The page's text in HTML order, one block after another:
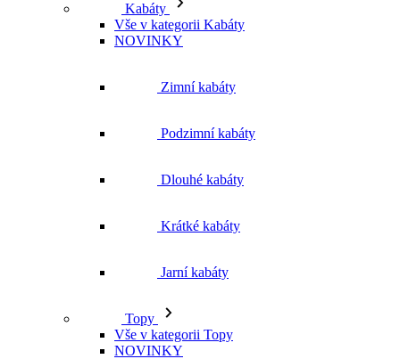
Kabáty
Vše v kategorii Kabáty
NOVINKY
Zimní kabáty
Podzimní kabáty
Dlouhé kabáty
Krátké kabáty
Jarní kabáty
Topy
Vše v kategorii Topy
NOVINKY